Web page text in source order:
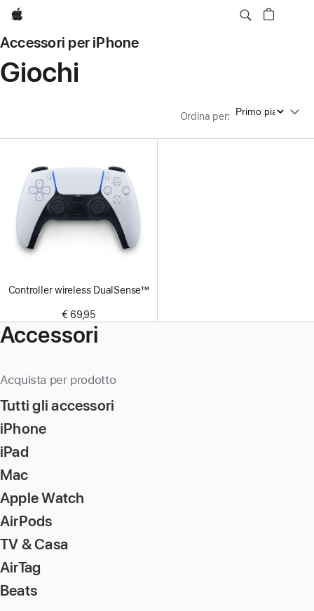
Apple
Accessori per iPhone
Giochi
Ordina per: Ordina per
Controller wireless DualSense™
€ 69,95
Accessori
Acquista per prodotto
Tutti gli accessori
iPhone
iPad
Mac
Apple Watch
AirPods
TV & Casa
AirTag
Beats